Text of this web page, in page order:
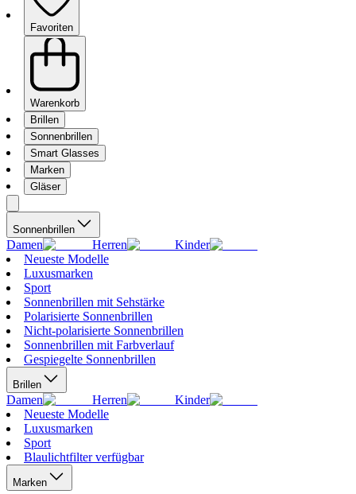
Favoriten
Warenkorb
Brillen
Sonnenbrillen
Smart Glasses
Marken
Gläser
Sonnenbrillen
Damen Herren
Kinder
Neueste Modelle
Luxusmarken
Sport
Sonnenbrillen mit Sehstärke
Polarisierte Sonnenbrillen
Nicht-polarisierte Sonnenbrillen
Sonnenbrillen mit Farbverlauf
Gespiegelte Sonnenbrillen
Brillen
Damen Herren
Kinder
Neueste Modelle
Luxusmarken
Sport
Blaulichtfilter verfügbar
Marken